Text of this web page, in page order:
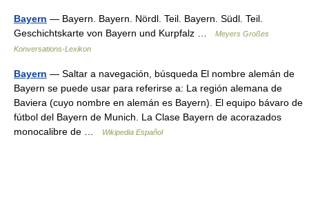
Bayern — Bayern. Bayern. Nördl. Teil. Bayern. Südl. Teil.
Geschichtskarte von Bayern und Kurpfalz …
Meyers Großes
Konversations-Lexikon
Bayern — Saltar a navegación, búsqueda El nombre alemán de
Bayern se puede usar para referirse a: La región alemana de
Baviera (cuyo nombre en alemán es Bayern). El equipo bávaro de
fútbol del Bayern de Munich. La Clase Bayern de acorazados
monocalibre de …
Wikipedia Español